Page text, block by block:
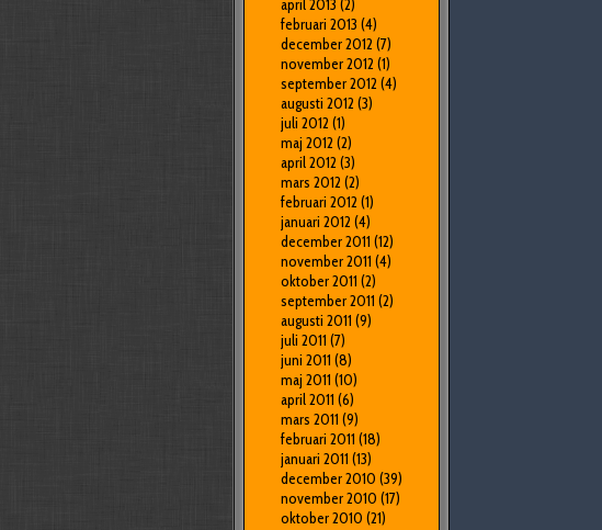
april 2013 (2)
februari 2013 (4)
december 2012 (7)
november 2012 (1)
september 2012 (4)
augusti 2012 (3)
juli 2012 (1)
maj 2012 (2)
april 2012 (3)
mars 2012 (2)
februari 2012 (1)
januari 2012 (4)
december 2011 (12)
november 2011 (4)
oktober 2011 (2)
september 2011 (2)
augusti 2011 (9)
juli 2011 (7)
juni 2011 (8)
maj 2011 (10)
april 2011 (6)
mars 2011 (9)
februari 2011 (18)
januari 2011 (13)
december 2010 (39)
november 2010 (17)
oktober 2010 (21)